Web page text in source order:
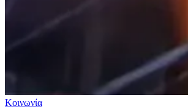
Κοινωνία